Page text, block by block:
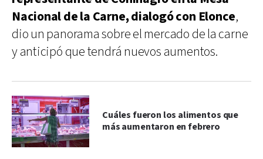
Nacional de la Carne, dialogó con Elonce,
dio un panorama sobre el mercado de la carne
y anticipó que tendrá nuevos aumentos.
Cuáles fueron los alimentos que
más aumentaron en febrero